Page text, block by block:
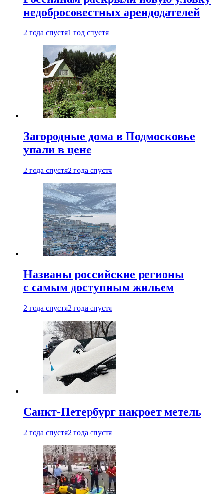
недобросовестных арендодателей
2 года спустя1 год спустя
Загородные дома в Подмосковье
упали в цене
2 года спустя2 года спустя
Названы российские регионы
с самым доступным жильем
2 года спустя2 года спустя
Санкт-Петербург накроет метель
2 года спустя2 года спустя